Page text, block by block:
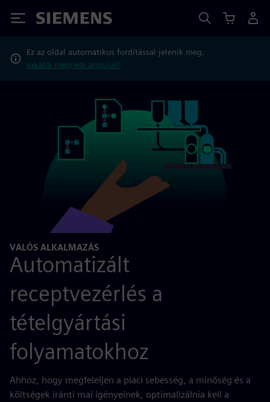
Siemens
Ez az oldal automatikus fordítással jelenik meg.
Inkább megnézi angolul?
VALÓS ALKALMAZÁS
Automatizált
receptvezérlés a
tételgyártási
folyamatokhoz
Ahhoz, hogy megfeleljen a piaci sebesség, a minőség és a
költségek iránti mai igényeinek, optimalizálnia kell a